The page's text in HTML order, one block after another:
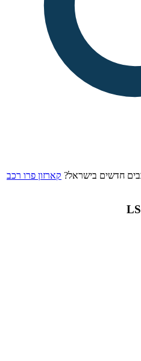
חדשים בישראל? קארזון פרו רכב